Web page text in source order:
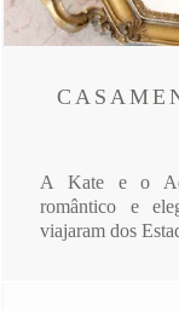
A Kate e o
romântico e
viajaram dos